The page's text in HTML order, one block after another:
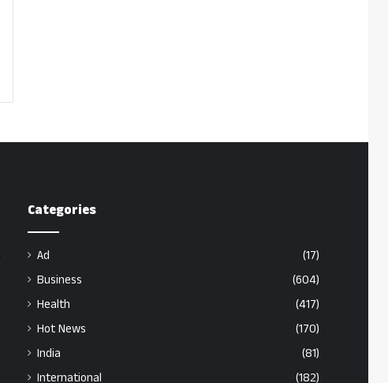
Categories
Ad
(17)
Business
(604)
Health
(417)
Hot News
(170)
India
(81)
International
(182)